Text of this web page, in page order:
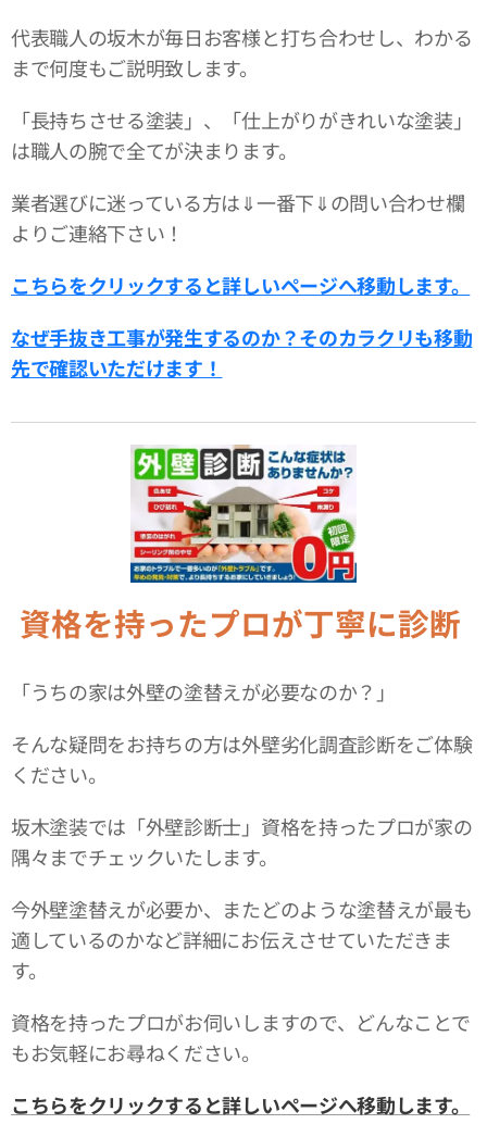
代表職人の坂木が毎日お客様と打ち合わせし、わかる
まで何度もご説明致します。
「長持ちさせる塗装」、「仕上がりがきれいな塗装」
は職人の腕で全てが決まります。
業者選びに迷っている方は⇓一番下⇓の問い合わせ欄
よりご連絡下さい！
こちらをクリックすると詳しいページへ移動します。
なぜ手抜き工事が発生するのか？そのカラクリも移動
先で確認いただけます！
資格を持ったプロが丁寧に診断
「うちの家は外壁の塗替えが必要なのか？」
そんな疑問をお持ちの方は外壁劣化調査診断をご体験
ください。
坂木塗装では「外壁診断士」資格を持ったプロが家の
隅々までチェックいたします。
今外壁塗替えが必要か、またどのような塗替えが最も
適しているのかなど詳細にお伝えさせていただきま
す。
資格を持ったプロがお伺いしますので、どんなことで
もお気軽にお尋ねください。
こちらをクリックすると詳しいページへ移動します。